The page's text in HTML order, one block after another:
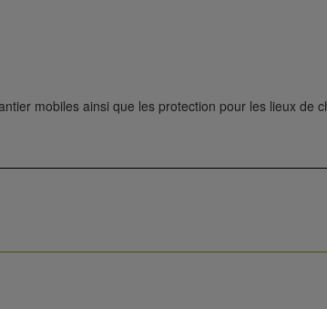
mobiles ainsi que les protection pour les lieux de